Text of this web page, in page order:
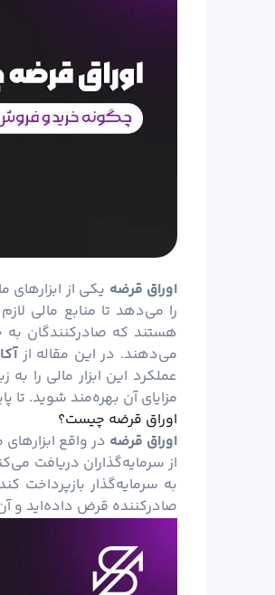
اوراق قرضه یکی از
را می‌دهد تا منابع مالی
هستند که صادرکنندگان
می‌دهند. در این مقاله از
عملکرد این ابزار مالی را
مزایای آن بهره‌مند شوید. تا
اوراق قرضه چیست؟
اوراق قرضه در واقع
از سرمایه‌گذاران دریافت
به سرمایه‌گذار بازپرداخت
صادرکننده قرض داده‌اید و